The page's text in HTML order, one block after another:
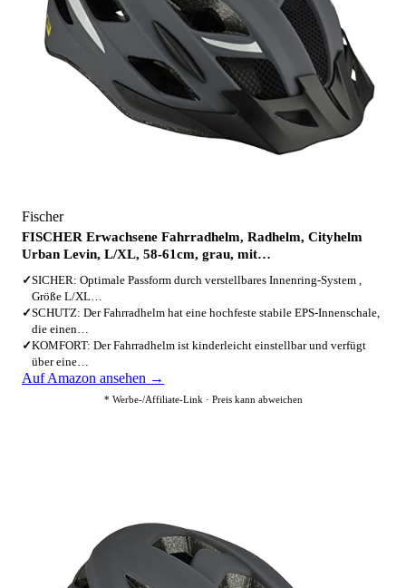
Fischer
FISCHER Erwachsene Fahrradhelm, Radhelm, Cityhelm
Urban Levin, L/XL, 58-61cm, grau, mit…
✓SICHER: Optimale Passform durch verstellbares Innenring-System ,
Größe L/XL…
✓SCHUTZ: Der Fahrradhelm hat eine hochfeste stabile EPS-Innenschale,
die einen…
✓KOMFORT: Der Fahrradhelm ist kinderleicht einstellbar und verfügt
über eine…
Auf Amazon ansehen →
* Werbe-/Affiliate-Link · Preis kann abweichen